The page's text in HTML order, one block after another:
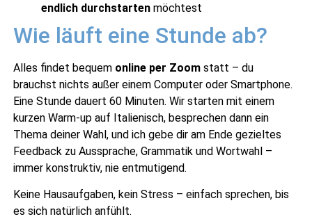
endlich durchstartenmöchtest
Wie läuft eine Stunde ab?
Alles findet bequem online per Zoomstatt – du
brauchst nichts außer einem Computer oder Smartphone.
Eine Stunde dauert 60 Minuten. Wir starten mit einem
kurzen Warm-up auf Italienisch, besprechen dann ein
Thema deiner Wahl, und ich gebe dir am Ende gezieltes
Feedback zu Aussprache, Grammatik und Wortwahl –
immer konstruktiv, nie entmutigend.
Keine Hausaufgaben, kein Stress – einfach sprechen, bis
es sich natürlich anfühlt.